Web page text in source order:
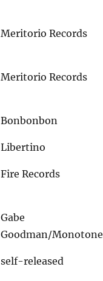
Meritorio Records
Meritorio Records
Bonbonbon
Libertino
Fire Records
Gabe
Goodman/Monotone
self-released